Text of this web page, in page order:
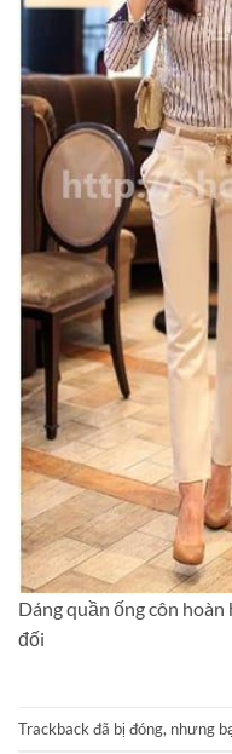
Dáng quần ống côn
đối
Trackback đã bị đóng, nhưng